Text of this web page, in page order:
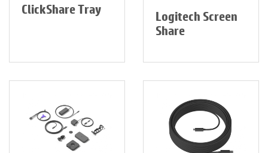
ClickShare Tray
Logitech Screen
Share